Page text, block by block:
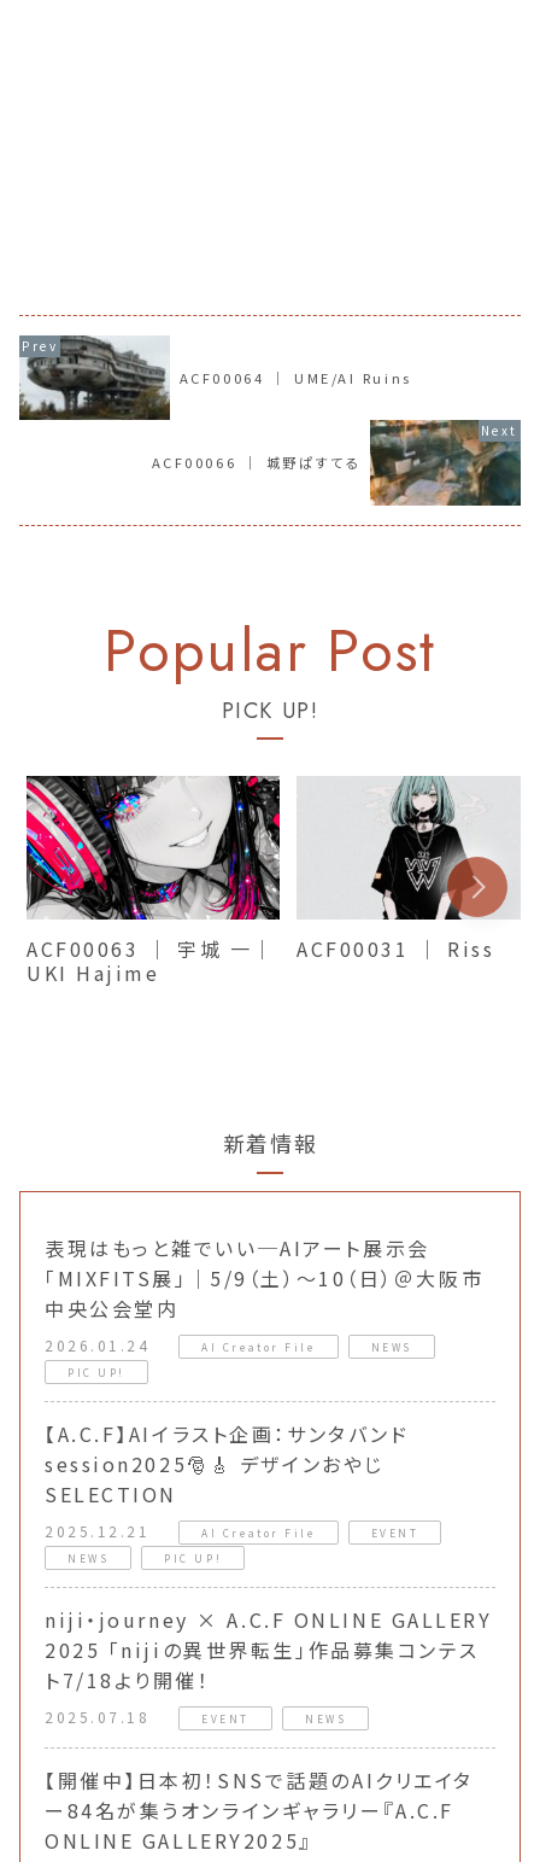
ACF00064 ｜ UME/AI Ruins
ACF00066 ｜ 城野ぱすてる
PICK UP!
ACF00063 ｜ 宇城 一｜
UKI Hajime
ACF00031 ｜ Riss
新着情報
表現はもっと雑でいい─AIアート展示会
「MIXFITS展」｜5/9（土）〜10（日）＠大阪市
中央公会堂内
2026.01.24 AI Creator File
NEWS
PIC UP!
【A.C.F】AIイラスト企画：サンタバンド
session2025🎅🎸 デザインおやじ
SELECTION
2025.12.21 AI Creator File
EVENT
NEWS
PIC UP!
niji・journey × A.C.F ONLINE GALLERY
2025 「nijiの異世界転生」作品募集コンテス
ト7/18より開催！
2025.07.18 EVENT NEWS
【開催中】日本初！SNSで話題のAIクリエイタ
ー84名が集うオンラインギャラリー『A.C.F
ONLINE GALLERY2025』